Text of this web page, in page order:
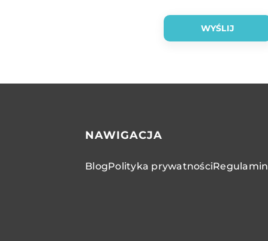
NAWIGACJA
BlogPolityka prywatnościRegulamin